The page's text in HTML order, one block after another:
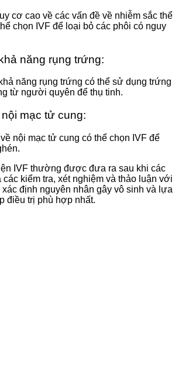
cơ cao về các vấn đề về nhiễm sắc thể
chọn IVF để loại bỏ các phôi có nguy
năng rụng trứng:
năng rụng trứng có thể sử dụng trứng
từ người quyên để thụ tinh.
mạc tử cung:
nội mạc tử cung có thể chọn IVF để
IVF thường được đưa ra sau khi các
các kiểm tra, xét nghiệm và thảo luận với
định nguyên nhân gây vô sinh và lựa
điều trị phù hợp nhất.